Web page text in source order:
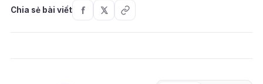
Chia sẻ bài viết